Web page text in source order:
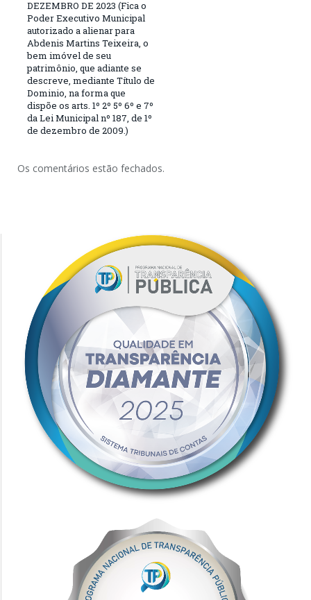
DEZEMBRO DE 2023 (Fica o
Poder Executivo Municipal
autorizado a alienar para
Abdenis Martins Teixeira, o
bem imóvel de seu
patrimônio, que adiante se
descreve, mediante Título de
Dominio, na forma que
dispõe os arts. 1º 2º 5º 6º e 7º
da Lei Municipal nº 187, de 1º
de dezembro de 2009.)
Os comentários estão fechados.